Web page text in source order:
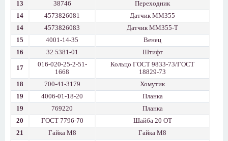
13 38746
Переходник
14
4573826081
Датчик ММ355
14
4573826083
Датчик ММ355-Т
15
4001-14-35
Венец
16
32 5381-01 Штифт
17
016-020-25-2-51-
1668
Кольцо ГОСТ 9833-73/ГОСТ
18829-73
18
700-41-3179
Хомутик
19
4006-01-18-20
Планка
19
769220
Планка
20
ГОСТ 7796-70
Шайба 20 ОТ
21
Гайка М8
Гайка М8